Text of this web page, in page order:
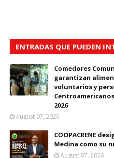
ENTRADAS QUE PUEDEN
Comedores
garantizan
voluntarios y
2026
August 07, 2026
COOPACRENE
Medina como su
August 07, 2026